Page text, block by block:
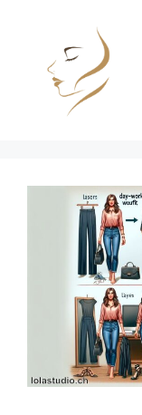
springen